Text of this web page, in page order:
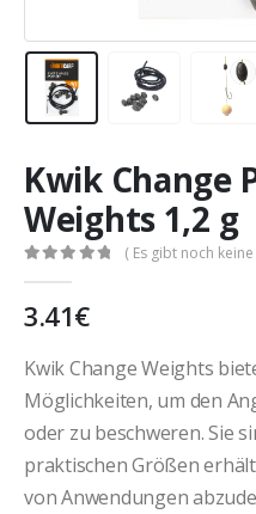
Kwik Change
Weights 1,2 g
( Es gibt noch
3.41€
Kwik Change Weights
Möglichkeiten, um den
oder zu beschweren. Sie
praktischen Größen
von Anwendungen